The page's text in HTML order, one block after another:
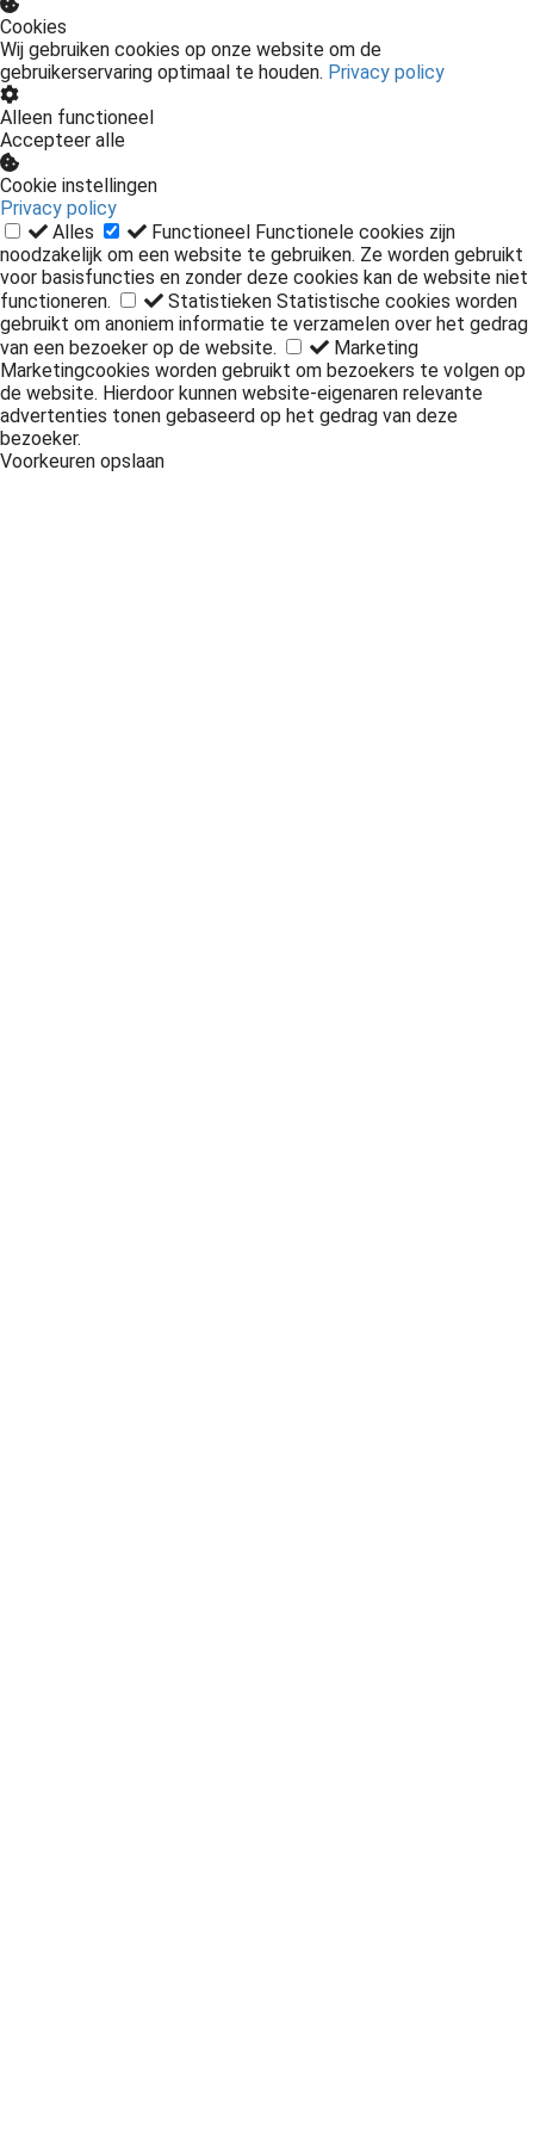
Cookies
Wij gebruiken cookies op onze website om de
gebruikerservaring optimaal te houden. Privacy policy
Alleen functioneel
Accepteer alle
Cookie instellingen
Privacy policy
Alles
Functioneel Functionele cookies zijn
noodzakelijk om een website te gebruiken. Ze worden gebruikt
voor basisfuncties en zonder deze cookies kan de website niet
functioneren.
Statistieken Statistische cookies worden
gebruikt om anoniem informatie te verzamelen over het gedrag
van een bezoeker op de website.
Marketing
Marketingcookies worden gebruikt om bezoekers te volgen op
de website. Hierdoor kunnen website-eigenaren relevante
advertenties tonen gebaseerd op het gedrag van deze
bezoeker.
Voorkeuren opslaan